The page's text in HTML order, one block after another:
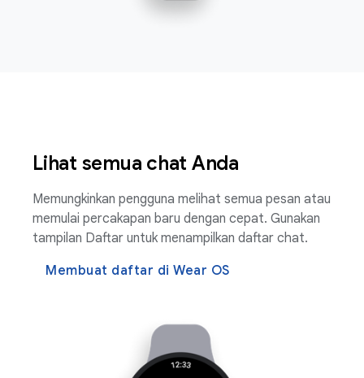
Lihat semua chat Anda
Memungkinkan pengguna melihat semua pesan atau
memulai percakapan baru dengan cepat. Gunakan
tampilan Daftar untuk menampilkan daftar chat.
Membuat daftar di Wear OS